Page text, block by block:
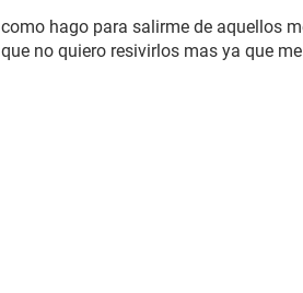
como hago para salirme de aquellos
que no quiero resivirlos mas ya que